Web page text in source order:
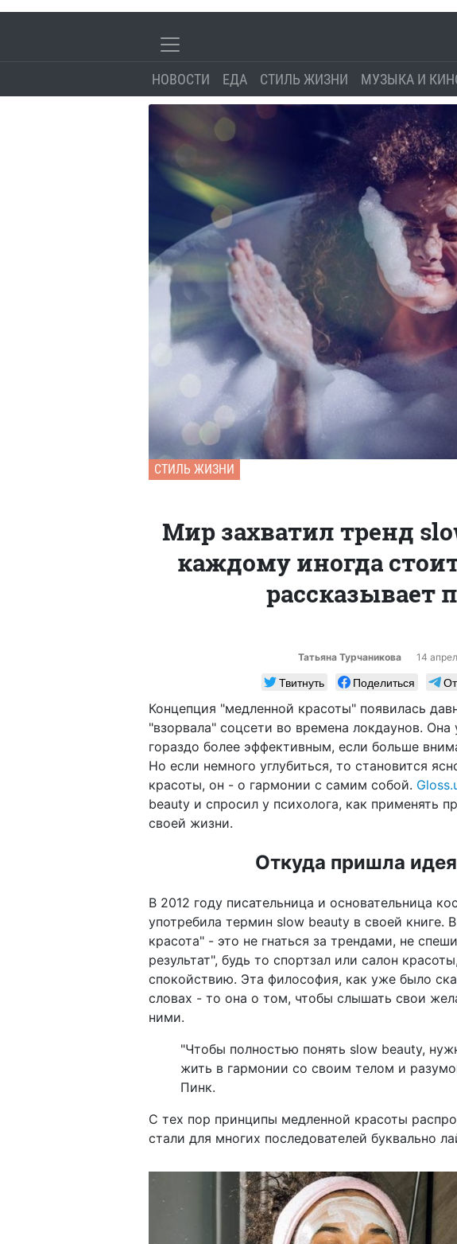
НОВОСТИ ЕДА СТИЛЬ ЖИЗНИ МУЗЫКА И
СТИЛЬ ЖИЗНИ
Мир захватил тренд
каждому иногда
рассказывает
Татьяна Турчаникова 14
Твитнуть Поделиться
Концепция "медленной красоты" появилась
"взорвала" соцсети во времена локдаунов. Она
гораздо более эффективным, если больше
Но если немного углубиться, то становится
красоты, он - о гармонии с самим собой.
beauty и спросил у психолога, как применять
своей жизни.
Откуда пришла
В 2012 году писательница и основательница
употребила термин slow beauty в своей книге.
красота" - это не гнаться за трендами, не
результат", будь то спортзал или салон
спокойствию. Эта философия, как уже было
словах - то она о том, чтобы слышать свои
ними.
"Чтобы полностью понять slow beauty,
жить в гармонии со своим телом и
Пинк.
С тех пор принципы медленной красоты
стали для многих последователей буквально